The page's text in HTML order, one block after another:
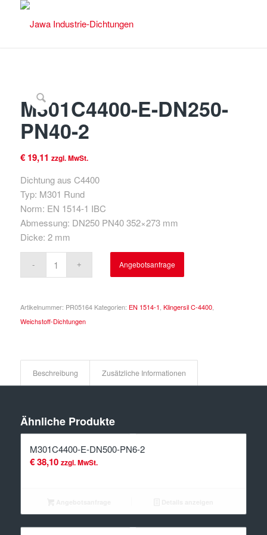
M301C4400-E-DN250-
PN40-2
€19,11 zzgl. MwSt.
Dichtung aus C4400
Typ: M301 Rund
Norm: EN 1514-1 IBC
Abmessung: DN250 PN40 352×273 mm
Dicke: 2 mm
Angebotsanfrage
Artikelnummer: PR05164 Kategorien: EN 1514-1 Klingersil C-4400,
Weichstoff-Dichtungen
Beschreibung Zusätzliche Informationen
Ähnliche Produkte
M301C4400-E-DN500-PN6-2
€38,10 zzgl. MwSt.